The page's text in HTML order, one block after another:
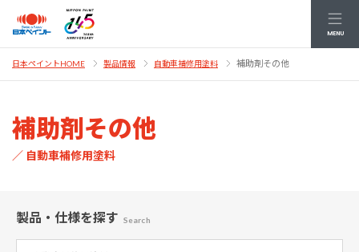
MENU
日本ペイントHOME 製品情報 自動車補修用塗料 補助剤その他
補助剤その他
／ 自動車補修用塗料
製品・仕様を探す Search